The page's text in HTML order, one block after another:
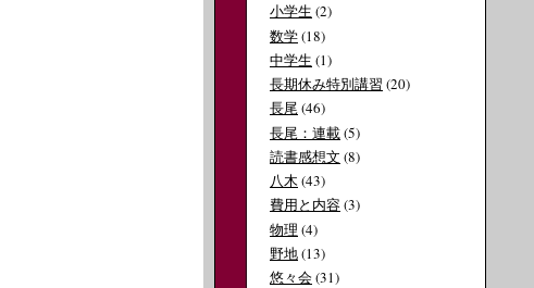
小学生 (2)
数学(18)
中学生 (1)
長期休み特別講習 (20)
長尾(46)
長尾：連載(5)
読書感想文 (8)
八木 (43)
費用と内容(3)
物理 (4)
野地(13)
悠々会(31)